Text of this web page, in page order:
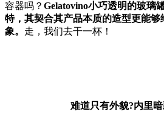
容器吗？ Gelatovino小巧透明的玻璃
特，其契合其产品本质的造型更能
象。 走，我们去干一杯！
难道只有外貌?内里暗